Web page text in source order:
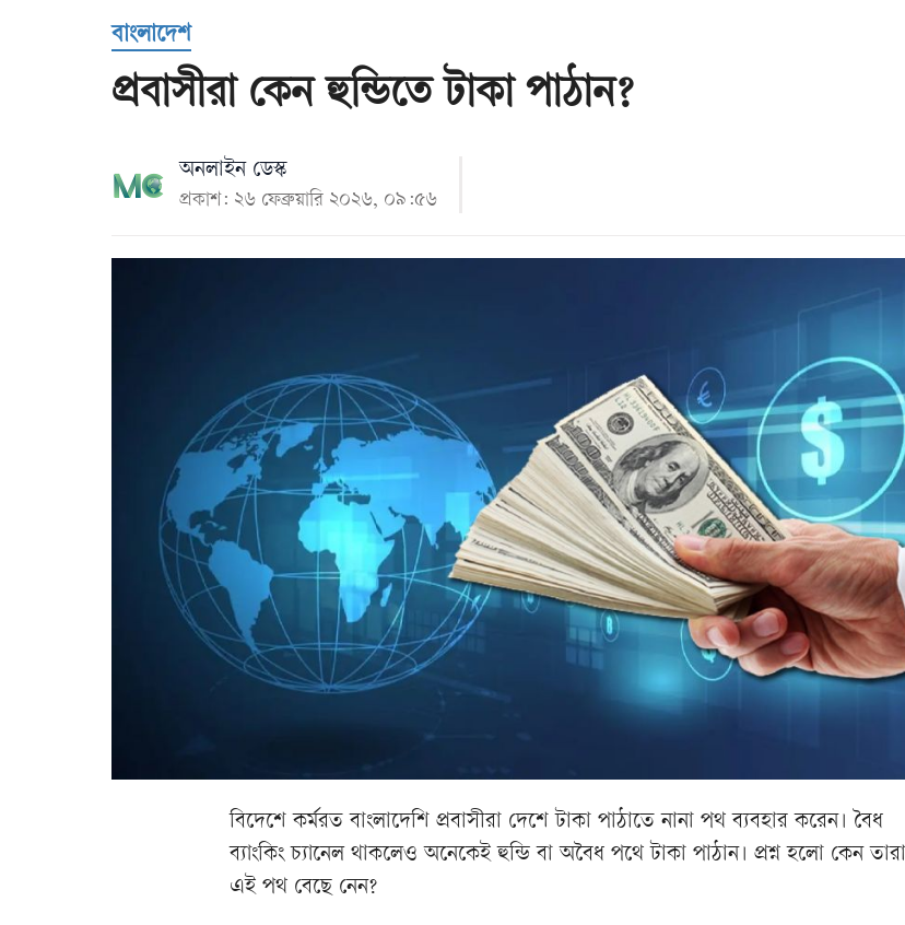
বাংলাদেশ
প্রবাসীরা কেন হুন্ডিতে টাকা পাঠান?
অনলাইন ডেস্ক
প্রকাশ: ২৬ ফেব্রুয়ারি ২০২৬, ০৯:৫৬
বিদেশে কর্মরত বাংলাদেশি প্রবাসীরা দেশে টাকা পাঠাতে নানা পথ ব্যবহার করেন। বৈধ
ব্যাংকিং চ্যানেল থাকলেও অনেকেই হুন্ডি বা অবৈধ পথে টাকা পাঠান। প্রশ্ন হলো কেন তারা
এই পথ বেছে নেন?